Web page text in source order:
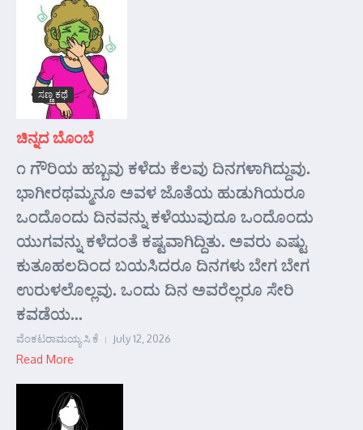
ಸಣ್ಣ ಕಥೆ
ಚಿನ್ನದ ಬೊಂಬೆ
೧ ಗೌರಿಯ ಹಬ್ಬವು ಕಳೆದು ಕೆಲವು ದಿನಗಳಾಗಿದ್ದುವು.
ಭಾಗೀರಥಮ್ಮನೂ ಅವಳ ಜೊತೆಯ ಹುಡುಗಿಯರೂ
ಒಂದೊಂದು ದಿನವನ್ನು ಕಳೆಯುವುದೂ ಒಂದೊಂದು
ಯುಗವನ್ನು ಕಳೆದಂತೆ ಕಷ್ಟವಾಗಿದ್ದಿತು. ಅವರು ಎಷ್ಟು
ಕುತೂಹಲದಿಂದ ಬಯಸಿದರೂ ದಿನಗಳು ಬೇಗ ಬೇಗ
ಉರುಳಲೊಲ್ಲವು. ಒಂದು ದಿನ ಅವರೆಲ್ಲರೂ ಸೇರಿ
ಕವಡೆಯ...
ವೆಂಕಟರಾಮಯ್ಯ ಸಿ ಕೆ July 12, 2026
Read More